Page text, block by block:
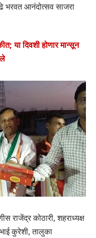
भरवत आनंदोत्सव साजरा
या दिवशी होणार मान्सून
राजेंद्र कोठारी, शहराध्यक्ष
कुरेशी, तालुका